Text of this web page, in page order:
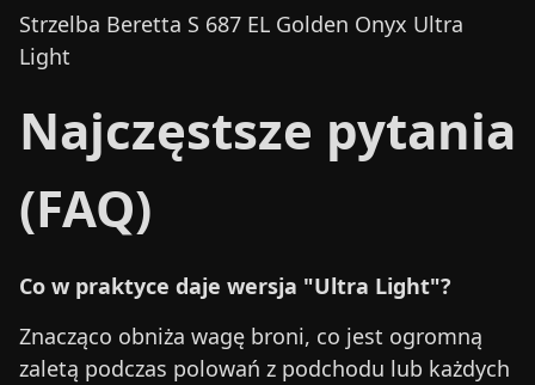
Strzelba Beretta S 687 EL Golden Onyx Ultra
Light
Najczęstsze pytania
(FAQ)
Co w praktyce daje wersja "Ultra Light"?
Znacząco obniża wagę broni, co jest ogromną
zaletą podczas polowań z podchodu lub każdych